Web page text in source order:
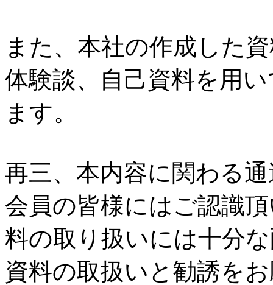
また、本社の作成した
体験談、自己資料を用
ます。
再三、本内容に関わる
会員の皆様にはご認識
料の取り扱いには十分
資料の取扱いと勧誘を